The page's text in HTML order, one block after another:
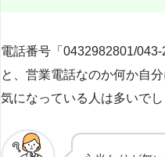
電話番号「0432982801/
と、営業電話なのか何か自
気になっている人は多いでし